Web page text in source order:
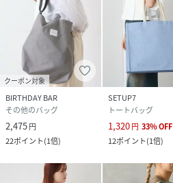
クーポン対象
BIRTHDAY BAR
その他のバッグ
2,475円
22ポイント(1倍)
SETUP7
トートバッグ
1,320円 33%OFF
12ポイント(1倍)